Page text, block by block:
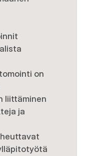
on
liittäminen
ja